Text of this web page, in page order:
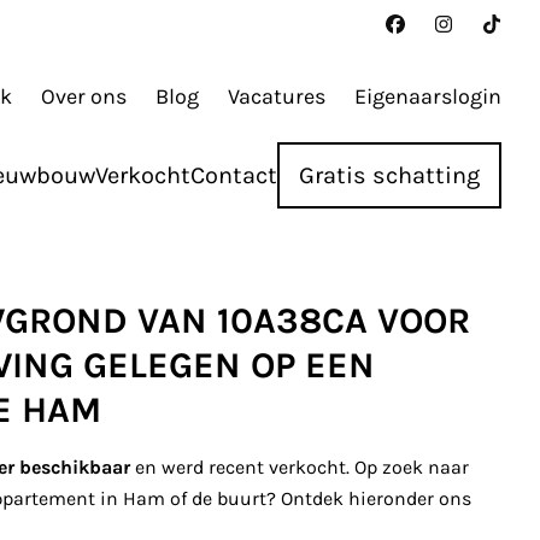
Over ons Blog Vacatures Eigenaarslogin
VerkochtContact Gratis schatting
VAN 10A38CA VOOR
GELEGEN OP EEN
HAM
beschikbaaren werd recent verkocht. Op zoek naar
in Ham of de buurt? Ontdek hieronder ons